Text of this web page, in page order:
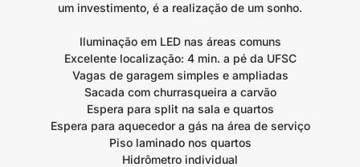
um investimento, é a realização de um sonho.
Iluminação em LED nas áreas comuns
Excelente localização: 4 min. a pé da UFSC
Vagas de garagem simples e ampliadas
Sacada com churrasqueira a carvão
Espera para split na sala e quartos
Espera para aquecedor a gás na área de serviço
Piso laminado nos quartos
Hidrômetro individual